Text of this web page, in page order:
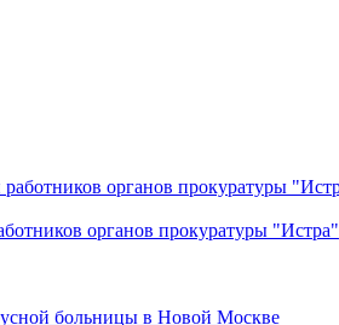
органов прокуратуры "Истра"